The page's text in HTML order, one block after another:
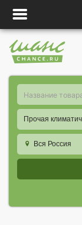
Прочая
Вся Россия